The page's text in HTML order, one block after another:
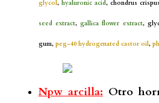
glycol, hyaluronic acid, chondrus
seed extract,gallica flower extract,
gum, peg-40 hydrogenated castor oil,
Npw arcilla:Otro